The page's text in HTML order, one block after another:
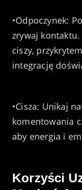
•Odpoczynek:
zrywaj
ciszy,
integrację
•Cisza: Unikaj
komentowania
aby energia i
Korzyści